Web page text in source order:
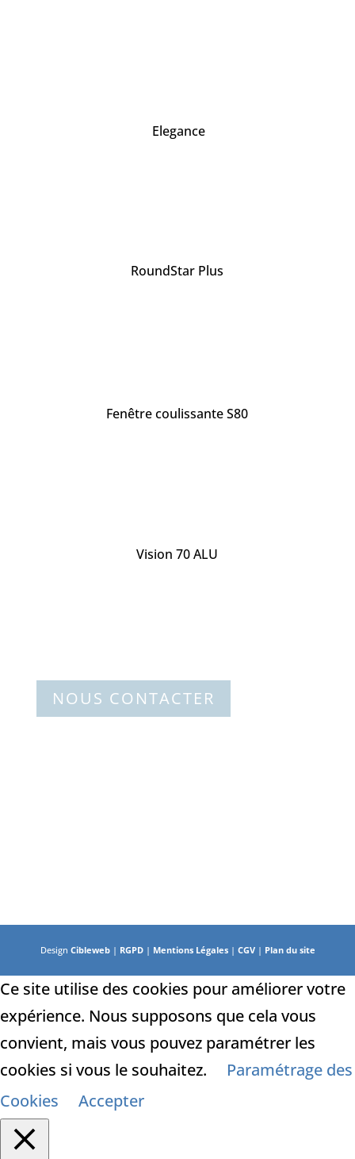
Elegance
RoundStar Plus
Fenêtre coulissante S80
Vision 70 ALU
NOUS CONTACTER
Design Cibleweb| RGPD| Mentions Légales| CGV| Plan du site
Ce site utilise des cookies pour améliorer votre
expérience. Nous supposons que cela vous
convient, mais vous pouvez paramétrer les
cookies si vous le souhaitez.
Paramétrage des
Cookies
Accepter